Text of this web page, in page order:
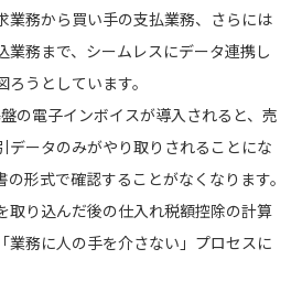
業務から買い手の支払業務、さらには
業務まで、シームレスにデータ連携し
うとしています。
の電子インボイスが導入されると、売
データのみがやり取りされることにな
形式で確認することがなくなります。
取り込んだ後の仕入れ税額控除の計算
業務に人の手を介さない」プロセスに